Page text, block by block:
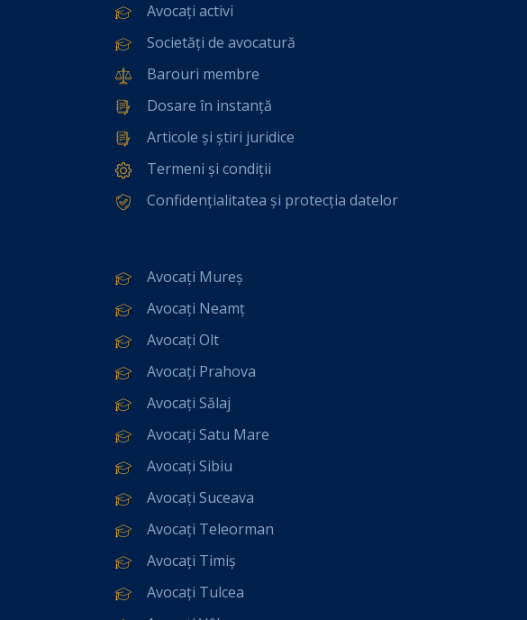
Avocați activi
Societăți de avocatură
Barouri membre
Dosare în instanță
Articole și știri juridice
Termeni și condiții
Confidențialitatea și protecția datelor
Avocați Mureș
Avocați Neamț
Avocați Olt
Avocați Prahova
Avocați Sălaj
Avocați Satu Mare
Avocați Sibiu
Avocați Suceava
Avocați Teleorman
Avocați Timiș
Avocați Tulcea